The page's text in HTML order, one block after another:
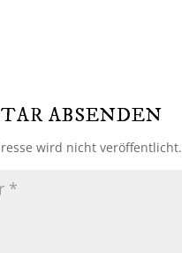
ABSENDEN
wird nicht veröffentlicht.